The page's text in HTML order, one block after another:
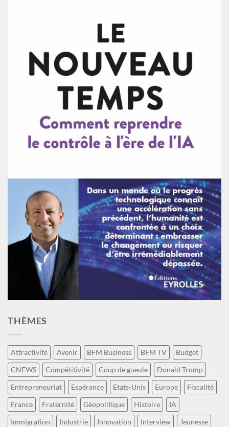
THÈMES
Attractivité Avenir BFM Business BFM TV
Budget
CNEWS
Compétitivité Coup de gueule
Donald Trump
Entrepreneuriat
Espérance Etats-Unis Europe
Fiscalité
France
Fraternité Géopolitique Histoire
IA
Immigration
Industrie Innovation Interview Jeunesse